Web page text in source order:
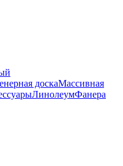
доскаМассивная
ЛинолеумФанера